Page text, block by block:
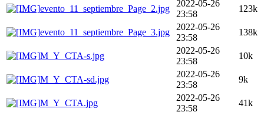
evento_11_septiembre_Page_2.jpg
2022-05-26
23:58
123k
evento_11_septiembre_Page_3.jpg
2022-05-26
23:58
138k
M_Y_CTA-s.jpg
2022-05-26
23:58
10k
M_Y_CTA-sd.jpg
2022-05-26
23:58
9k
M_Y_CTA.jpg
2022-05-26
23:58
41k